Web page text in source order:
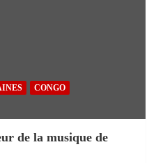
CONGO
de la musique de